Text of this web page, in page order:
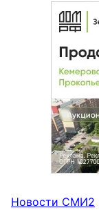
Новости СМИ2